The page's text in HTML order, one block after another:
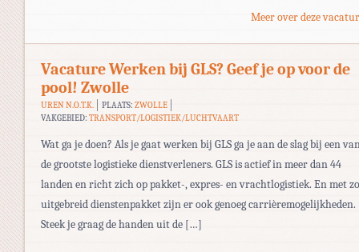
Meer over deze
Vacature Werken bij GLS? Geef je op voor de
pool! Zwolle
UREN N.O.T.K. PLAATS: ZWOLLE
VAKGEBIED: TRANSPORT/LOGISTIEK/LUCHTVAART
Wat ga je doen? Als je gaat werken bij GLS ga je aan de slag bij een
de grootste logistieke dienstverleners. GLS is actief in meer dan 44
landen en richt zich op pakket-, expres- en vrachtlogistiek. En met
uitgebreid dienstenpakket zijn er ook genoeg carrièremogelijkheden.
Steek je graag de handen uit de […]